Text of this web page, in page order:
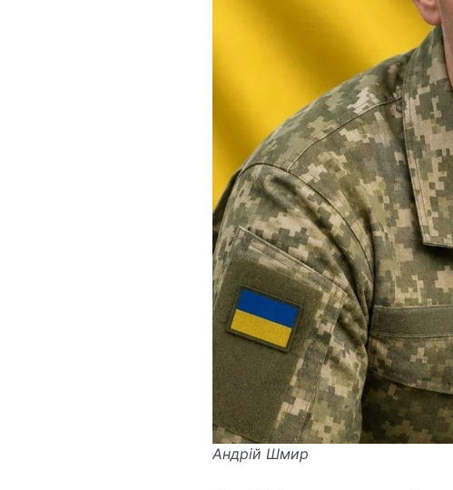
Андрій Шмир